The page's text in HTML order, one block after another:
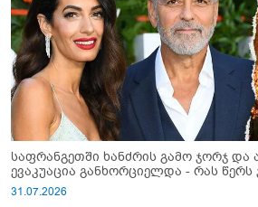
საფრანგეთში ხანძრის გამო ჯორჯ და
ევაკუაცია განხორციელდა - რას
31.07.2026